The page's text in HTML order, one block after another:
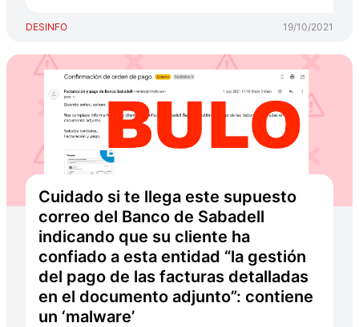
DESINFO 19/10/2021
Cuidado si te llega este supuesto
correo del Banco de Sabadell
indicando que su cliente ha
confiado a esta entidad “la gestión
del pago de las facturas detalladas
en el documento adjunto”: contiene
un ‘malware’